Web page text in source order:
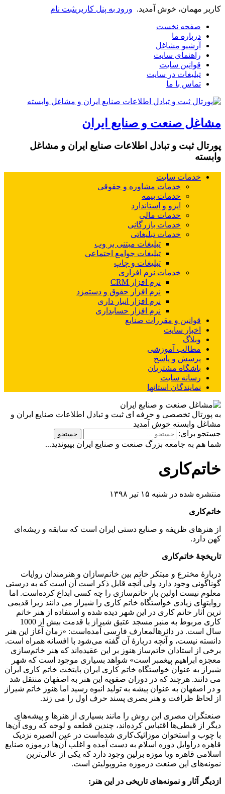
کاربر مهمان، خوش آمدید. ورود به پنل کاربریثبت نام
صفحه نخست
درباره ما
آرشیو مشاغل
راهنمای سایت
قوانین سایت
تبلیغات در سایت
تماس با ما
مشاغل صنعت و صنایع ایران
پورتال ثبت و تبادل اطلاعات صنایع ایران و مشاغل
وابسته
خدمات سایت
خدمات مشاوره و حقوقی
خدمات بیمه
ایزو و استاندارد
خدمات مالی
خدمات بازرگانی
خدمات تبلیغاتی
تبلیغات مبتنی بر وب
تبلیغات جوامع اجتماعی
تبلیغات و چاپ
خدمات نرم افزاری
نرم افزار CRM
نرم افزار حقوق و دستمزد
نرم افزار انبار داری
نرم افزار حسابداری
قوانین و مقررات صنایع
اخبار سایت
وبلاگ
مطالب آموزشی
پرسش و پاسخ
باشگاه مشتریان
رسانه سایت
نمایندگان استانها
به پورتال تخصصی و حرفه ای ثبت و تبادل اطلاعات صنایع ایران و
مشاغل وابسته خوش آمدید
جستجو برای:
شما هم به جامعه بزرگ صنعت و صنایع ایران بپیوندید...
خاتم‌کاری
منتشره شده در شنبه ۱۵ تیر ۱۳۹۸
خاتم‌کاری
از هنرهای ظریفه و صنایع دستی ایران است که سابقه و ریشه‌ای
کهن دارد.
تاریخچهٔ خاتم‌کاری
دربارهٔ مخترع و مبتکر خاتم بین خاتم‌سازان و هنرمندان روایات
گوناگونی وجود دارد ولی آنچه قابل ذکر است آن است که به درستی
معلوم نیست اولین بار خاتم‌سازی را چه کسی ابداع کرده‌است. اما
روایتهای زیادی خواستگاه خاتم کاری را شیراز می دانند زیرا قدیمی
ترین آثار خاتم کاری در این شهر دیده شده و استفاده از هنر خاتم
کاری مربوط به منبر مسجد عتیق شیراز با قدمت بیش از 1000
سال است. در دائرهالمعارف فارسی آمده‌است: «زمان آغاز این هنر
دانسته نیست، و آنچه دربارهٔ آن گفته می‌شود با افسانه همراه است.
برخی از استادان خاتم‌ساز هنوز بر این عقیده‌اند که هنر خاتم‌سازی
معجزه ابراهیم پیغمبر است» شواهد بسیاری موجود است که شهر
شیراز به عنوان خواستگاه خاتم کاری ایران پایتخت خاتم کاری ایران
می دانند. هرچند که در دوران صفویه این هنر به اصفهان منتقل شد
و در اصفهان به عنوان پیشه به تولید انبوه رسید اما هنوز خاتم شیراز
از لحاظ ظرافت و هنر بصری پسند حرف اول را می زند.
صنعتگران مصری این روش را مانند بسیاری از هنرها و پیشه‌های
دیگر از قبطی‌ها اقتباس کرده‌اند، چندین قطعه و لوحه که روی آن‌ها
با چوب و استخوان موزائیک‌کاری شده‌است در عین الصیره نزدیک
قاهره دراوایل دوره اسلام به دست آمده و اغلب آن‌ها درموزه صنایع
اسلامی قاهره ویا موزه برلین وجود دارد که یکی از عالی‌ترین
نمونه‌های این صنعت درموزه متروپولیتن است.
ازدیگر آثار و نمونه‌های تاریخی در این هنر: